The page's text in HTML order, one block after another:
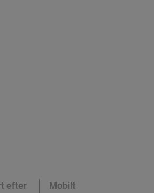
efter
Mobilt